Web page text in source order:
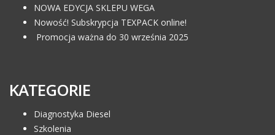
NOWA EDYCJA SKLEPU WEGA
Nowość! Subskrypcja TEXPACK online!
Promocja ważna do 30 września 2025
KATEGORIE
Diagnostyka Diesel
Szkolenia